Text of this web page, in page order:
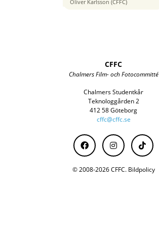
Oliver Karlsson (CFFC)
CFFC
Chalmers Film- och Fotocommitté
Chalmers Studentkår
Teknologgården 2
412 58 Göteborg
cffc@cffc.se
© 2008-2026 CFFC. Bildpolicy